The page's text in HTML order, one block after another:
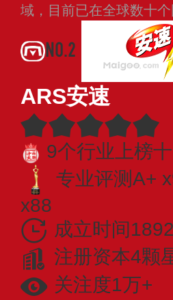
域，目前已在全球数十
NO.2
ARS安速
9个行业上榜
专业评测A+
x88
成立时间
注册资本4颗
关注度1万+